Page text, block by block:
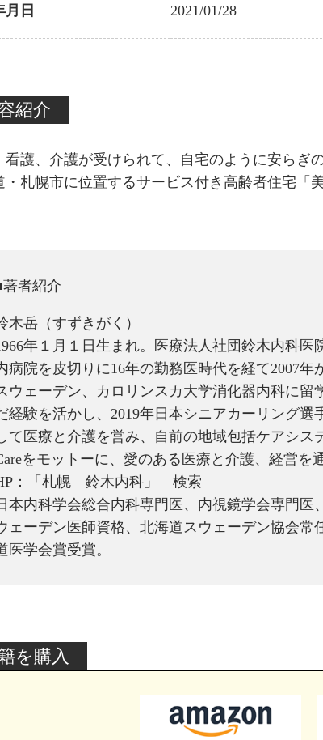
月日 2021/01/28
紹介
看護、介護が受けられて、自宅のように安らぎ
・札幌市に位置するサービス付き高齢者住宅「
者紹介
木岳（すずきがく）
年１月１日生まれ。医療法人社団鈴木内科
病院を皮切りに16年の勤務医時代を経て2007
ウェーデン、カロリンスカ大学消化器内科に
経験を活かし、2019年日本シニアカーリング
て医療と介護を営み、自前の地域包括ケアシス
をモットーに、愛のある医療と介護、経営を
：「札幌 鈴木内科」 検索
本内科学会総合内科専門医、内視鏡学会専門
ェーデン医師資格、北海道スウェーデン協会常
医学会賞受賞。
を購入